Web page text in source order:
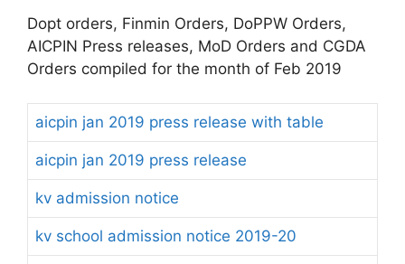
Dopt orders, Finmin Orders, DoPPW Orders,
AICPIN Press releases, MoD Orders and CGDA
Orders compiled for the month of Feb 2019
aicpin jan 2019 press release with table
aicpin jan 2019 press release
kv admission notice
kv school admission notice 2019-20